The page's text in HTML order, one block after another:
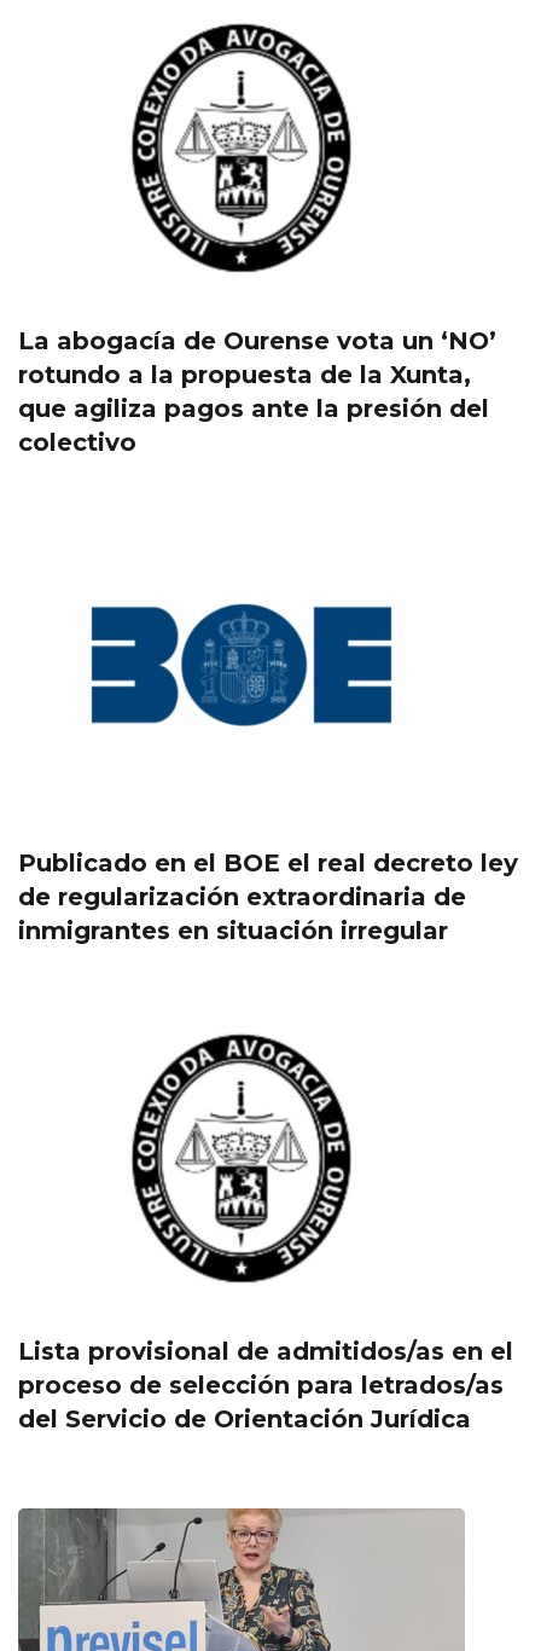
La abogacía de Ourense vota un ‘NO’
rotundo a la propuesta de la Xunta,
que agiliza pagos ante la presión del
colectivo
Publicado en el BOE el real decreto ley
de regularización extraordinaria de
inmigrantes en situación irregular
Lista provisional de admitidos/as en el
proceso de selección para letrados/as
del Servicio de Orientación Jurídica